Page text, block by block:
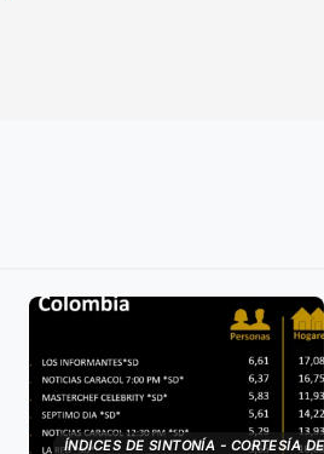
ÍNDICES DE SINTONÍA - CORTESÍA DE